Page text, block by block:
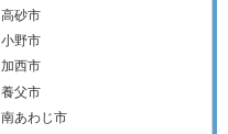
高砂市
小野市
加西市
養父市
南あわじ市